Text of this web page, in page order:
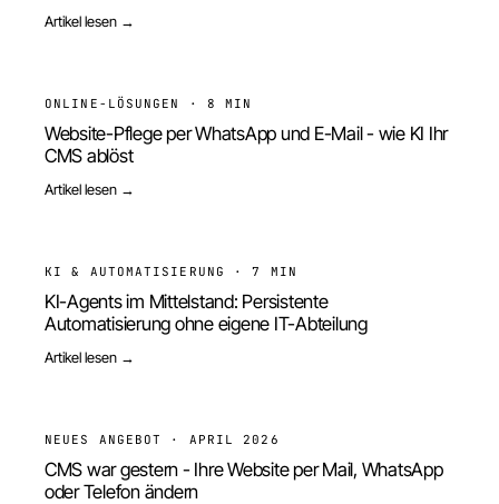
Artikel lesen →
ONLINE-LÖSUNGEN · 8 MIN
Website-Pflege per WhatsApp und E-Mail - wie KI Ihr
CMS ablöst
Artikel lesen →
KI & AUTOMATISIERUNG ·7 MIN
KI-Agents im Mittelstand: Persistente
Automatisierung ohne eigene IT-Abteilung
Artikel lesen →
NEUES ANGEBOT · APRIL 2026
CMS war gestern - Ihre Website per Mail, WhatsApp
oder Telefon ändern